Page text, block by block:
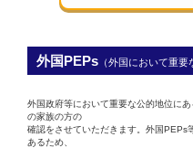
外国PEPs （外国において重要
外国政府等において重要な公的地位に
の家族の方の
確認をさせていただきます。外国PEPs
あるため、